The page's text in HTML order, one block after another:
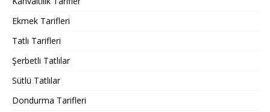
Ekmek Tarifleri
Tatlı Tarifleri
Şerbetli Tatlılar
Sütlü Tatlılar
Dondurma Tarifleri